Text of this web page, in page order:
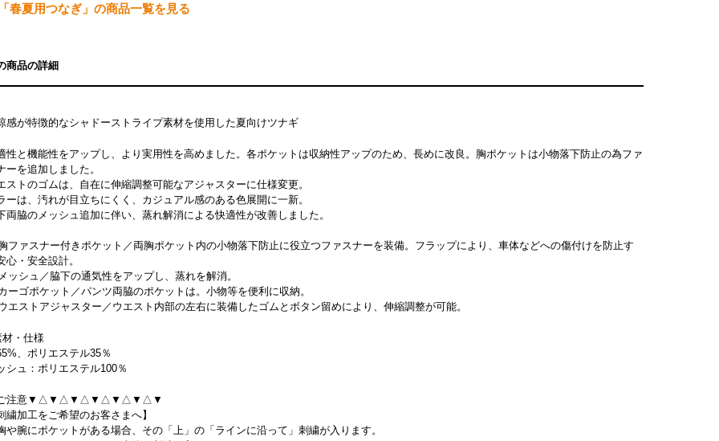
春夏用つなぎ」の商品一覧を見る
商品の詳細
感が特徴的なシャドーストライプ素材を使用した夏向けツナギ
性と機能性をアップし、より実用性を高めました。各ポケットは収納性アップのため、長めに改良。胸ポケットは小物落下防止の為ファ
ーを追加しました。
ストのゴムは、自在に伸縮調整可能なアジャスターに仕様変更。
ーは、汚れが目立ちにくく、カジュアル感のある色展開に一新。
両脇のメッシュ追加に伴い、蒸れ解消による快適性が改善しました。
ファスナー付きポケット／両胸ポケット内の小物落下防止に役立つファスナーを装備。フラップにより、車体などへの傷付けを防止す
心・安全設計。
ッシュ／脇下の通気性をアップし、蒸れを解消。
ーゴポケット／パンツ両脇のポケットは。小物等を便利に収納。
エストアジャスター／ウエスト内部の左右に装備したゴムとボタン留めにより、伸縮調整が可能。
・仕様
、ポリエステル35％
シュ：ポリエステル100％
注意▼△▼△▼△▼△▼△▼△▼
繍加工をご希望のお客さまへ】
や腕にポケットがある場合、その「上」の「ラインに沿って」刺繍が入ります。